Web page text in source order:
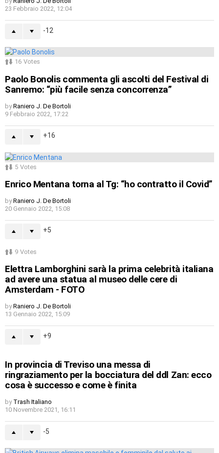
23 Febbraio 2022, 12:04
-12
16 Votes
Paolo Bonolis commenta gli ascolti del Festival di
Sanremo: “più facile senza concorrenza”
by Raniero J. De Bortoli
9 Febbraio 2022, 17:22
16
5 Votes
Enrico Mentana torna al Tg: “ho contratto il Covid”
by Raniero J. De Bortoli
20 Gennaio 2022, 15:08
5
9 Votes
Elettra Lamborghini sarà la prima celebrità italiana
ad avere una statua al museo delle cere di
Amsterdam - FOTO
by Raniero J. De Bortoli
13 Gennaio 2022, 15:09
9
In provincia di Treviso una messa di
ringraziamento per la bocciatura del ddl Zan: ecco
cosa è successo e come è finita
by Trash Italiano
10 Novembre 2021, 16:11
-5